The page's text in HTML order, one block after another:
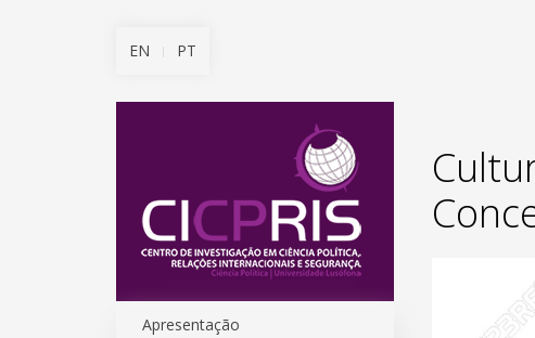
EN PT
Apresentação